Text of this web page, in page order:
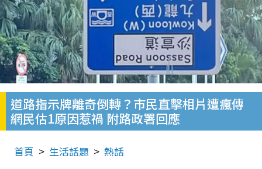
道路指示牌離奇倒轉？市民直擊相片遭瘋傳
網民估1原因惹禍 附路政署回應
首頁 生活話題 熱話